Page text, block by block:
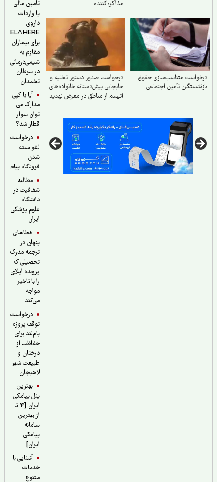
تأمین مالی
یا واردات
ELAHERE
برای بیماران
مقاوم به
شیمی‌درمانی
در سرطان
تخمدان
آیا با کپی
مدارک می
توان سوار
قطار شد؟
درخواست
لغو بسته
فرودگاه پیام
مطالبه
شفافیت در
دانشگاه
علوم پزشکی
خطاهای
پنهان در
ترجمه مدرک
تحصیلی که
پرونده اپلای
را با تاخیر
درخواست
توقف پروژه
بام‌لند برای
حفاظت از
درختان و
طبیعت شهر
لاهیجان
بهترین
پنل پیامکی
ایران [4 تا
از بهترین
سامانه
پیامکی
آشنایی با
خدمات
مذاکره‌کننده
متناسب‌سازی حقوق
تأمین اجتماعی
درخواست صدور دستور تخلیه و
جابجایی پیش‌دستانه خانواده‌های
اتیسم از مناطق در معرض تهدید